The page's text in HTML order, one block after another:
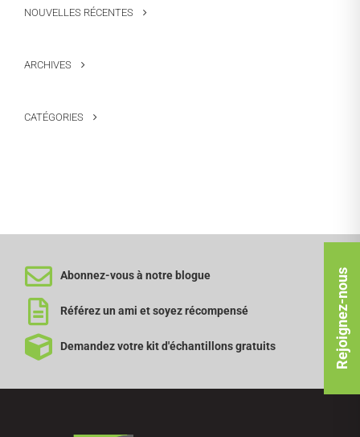
NOUVELLES RÉCENTES
ARCHIVES
CATÉGORIES
Rejoignez-nous
Abonnez-vous à notre blogue
Référez un ami et soyez récompensé
Demandez votre kit d'échantillons gratuits